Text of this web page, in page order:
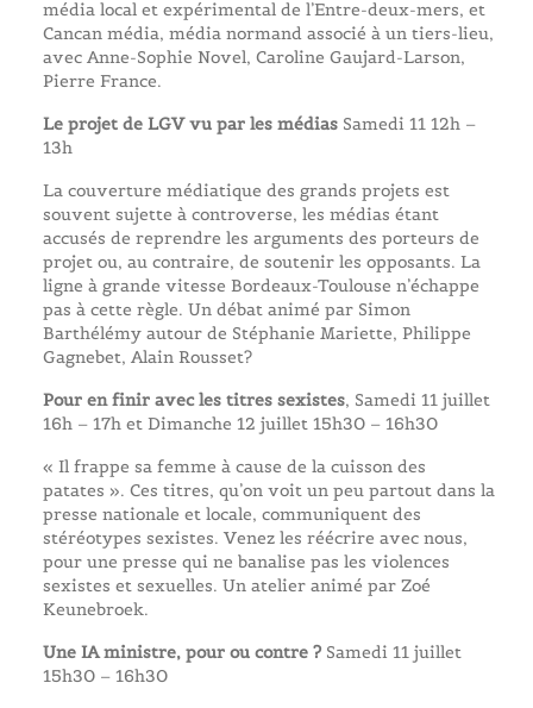
média local et expérimental de l’Entre-deux-mers, et
Cancan média, média normand associé à un tiers-lieu,
avec Anne-Sophie Novel, Caroline Gaujard-Larson,
Pierre France.
Le projet de LGV vu par les médiasSamedi 11 12h –
13h
La couverture médiatique des grands projets est
souvent sujette à controverse, les médias étant
accusés de reprendre les arguments des porteurs de
projet ou, au contraire, de soutenir les opposants. La
ligne à grande vitesse Bordeaux-Toulouse n’échappe
pas à cette règle. Un débat animé par Simon
Barthélémy autour de Stéphanie Mariette, Philippe
Gagnebet, Alain Rousset?
Pour en finir avec les titres sexistes, Samedi 11 juillet
16h – 17h et Dimanche 12 juillet 15h30 – 16h30
« Il frappe sa femme à cause de la cuisson des
patates ». Ces titres, qu’on voit un peu partout dans la
presse nationale et locale, communiquent des
stéréotypes sexistes. Venez les réécrire avec nous,
pour une presse qui ne banalise pas les violences
sexistes et sexuelles. Un atelier animé par Zoé
Keunebroek.
Une IA ministre, pour ou contre ? Samedi 11 juillet
15h30 – 16h30